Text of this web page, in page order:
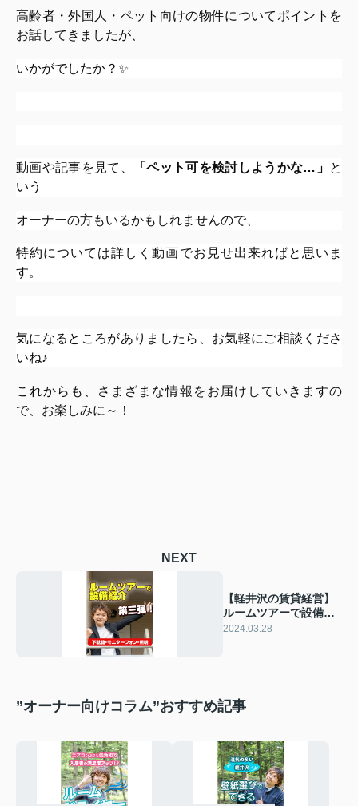
高齢者・外国人・ペット向けの物件についてポイントを
お話してきましたが、
いかがでしたか？✨
動画や記事を見て、 「ペット可を検討しようかな…」 と
いう
オーナーの方もいるかもしれませんので、
特約については詳しく動画でお見せ出来ればと思いま
す。
気になるところがありましたら、お気軽にご相談くださ
いね♪
これからも、さまざまな情報をお届けしていきますの
で、お楽しみに～！
NEXT
【軽井沢の賃貸経営】
ルームツアーで設備紹
介第三弾！（下駄箱・
2024.03.28
”オーナー向けコラム”おすすめ記事